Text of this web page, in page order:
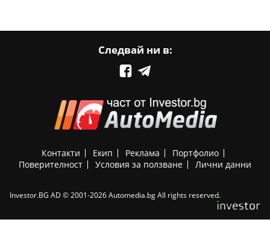
Следвай ни в:
Контакти Екип Реклама
Портфолио
Поверителност
Условия за ползване Лични данни
Investor.BG AD © 2001-2026 Automedia.bg All rights reserved.